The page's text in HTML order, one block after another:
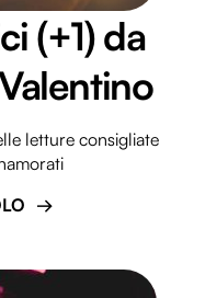
(+1) da
letture consigliate